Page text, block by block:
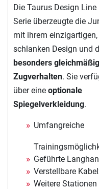
Die Taurus Design Line
Serie überzeugte die
mit ihrem einzigartigen,
schlanken Design und
besonders
Zugverhalten. Sie
über eine optionale
Spiegelverkleidung.
Umfangreiche
Geführte
Verstellbare
Weitere